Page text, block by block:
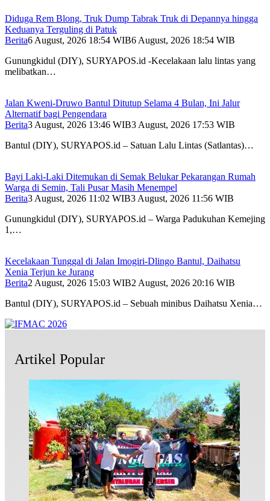
Diduga Rem Blong, Truk Dump Tabrak Truk di Depannya hingga
Keduanya Terguling di Patuk
Berita6 August, 2026 18:54 WIB6 August, 2026 18:54 WIB
Gunungkidul (DIY), SURYAPOS.id -Kecelakaan lalu lintas yang
melibatkan…
Jalan Kweni-Druwo Bantul Ditutup Selama 4 Bulan, Ini Jalur
Alternatif bagi Pengendara
Berita3 August, 2026 13:46 WIB3 August, 2026 17:53 WIB
Bantul (DIY), SURYAPOS.id – Satuan Lalu Lintas (Satlantas)…
Bayi Laki-Laki Ditemukan di Semak Belukar Pekarangan Rumah
Warga di Semin, Tali Pusar Masih Menempel
Berita3 August, 2026 11:02 WIB3 August, 2026 11:56 WIB
Gunungkidul (DIY), SURYAPOS.id – Warga Padukuhan Kemejing
1,…
Kecelakaan Tunggal di Jalan Imogiri-Dlingo Bantul, Daihatsu
Xenia Terjun ke Jurang
Berita2 August, 2026 15:03 WIB2 August, 2026 20:16 WIB
Bantul (DIY), SURYAPOS.id – Sebuah minibus Daihatsu Xenia…
Artikel Popular